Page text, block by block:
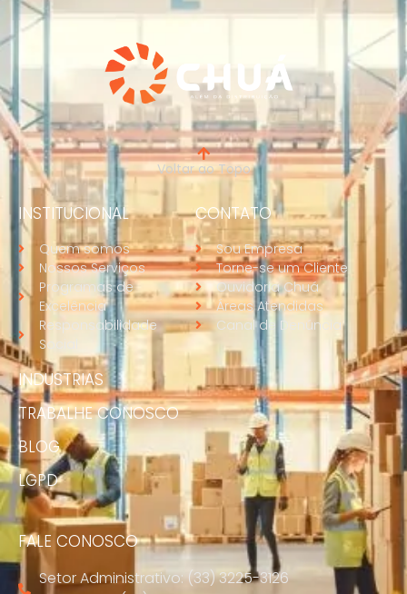
Voltar ao Topo
INSTITUCIONAL
Quem somos
Nossos Serviços
Programas de
Excelência
Responsabilidade
Social
INDUSTRIAS
TRABALHE CONOSCO
BLOG
LGPD
CONTATO
Sou Empresa
Torne-se um Cliente
Ouvidoria Chuá
Áreas Atendidas
Canal de Denúncia
FALE CONOSCO
Setor Administrativo: (33) 3225-3126